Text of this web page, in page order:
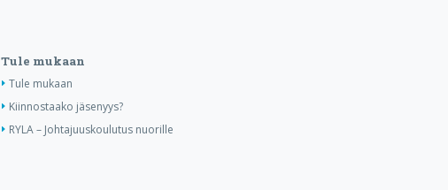
Tule mukaan
Tule mukaan
Kiinnostaako jäsenyys?
RYLA – Johtajuuskoulutus nuorille